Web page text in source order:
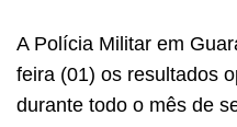
A Polícia Militar em
feira (01) os resultados
durante todo o mês de